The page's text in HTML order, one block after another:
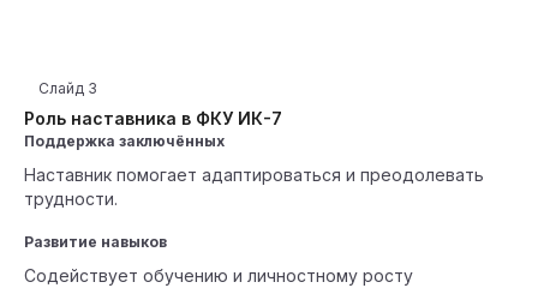
Роль наставника в ФКУ ИК-7
Слайд 3
Поддержка заключённых
Наставник помогает адаптироваться и преодолевать
трудности.
Развитие навыков
Содействует обучению и личностному росту